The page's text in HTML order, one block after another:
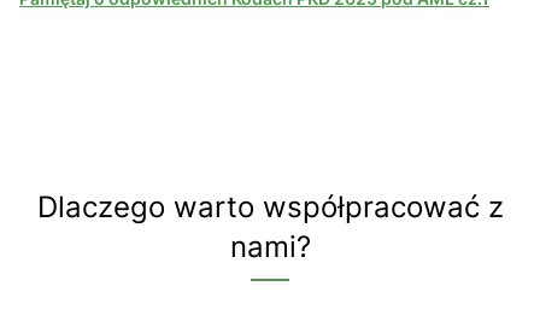
Dlaczego warto współpracować z
nami?